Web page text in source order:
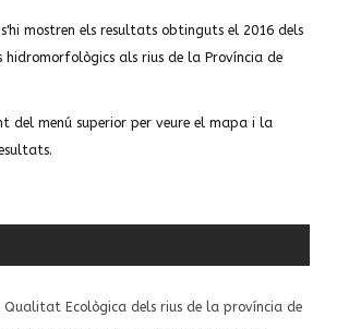
mostren els resultats obtinguts el 2016 dels
hidromorfològics als rius de la Província de
del menú superior per veure el mapa i la
Ecològica dels rius de la província de